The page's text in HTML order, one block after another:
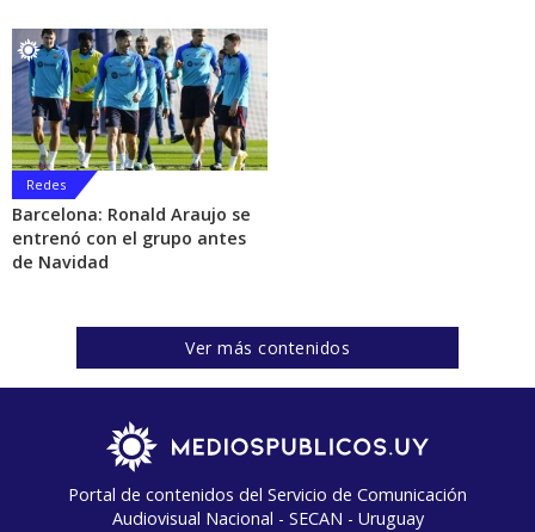
Redes
Barcelona: Ronald Araujo se
entrenó con el grupo antes
de Navidad
Ver más contenidos
Portal de contenidos del Servicio de Comunicación
Audiovisual Nacional - SECAN - Uruguay